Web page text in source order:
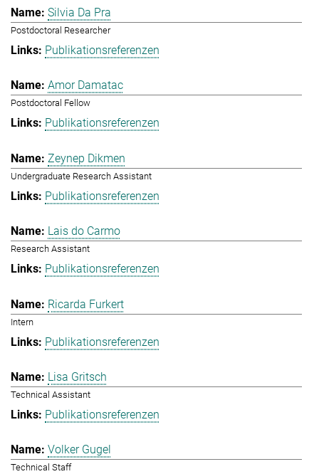
Silvia Da Pra
Postdoctoral Researcher
Publikationsreferenzen
Amor Damatac
Postdoctoral Fellow
Publikationsreferenzen
Zeynep Dikmen
Undergraduate Research Assistant
Publikationsreferenzen
Lais do Carmo
Research Assistant
Publikationsreferenzen
Ricarda Furkert
Intern
Publikationsreferenzen
Lisa Gritsch
Technical Assistant
Publikationsreferenzen
Volker Gugel
Technical Staff